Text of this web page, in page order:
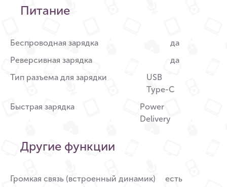
Питание
Беспроводная зарядка
да
Реверсивная зарядка
да
Тип разъема для зарядки
USB
Type-C
Быстрая зарядка
Power
Delivery
Другие функции
Громкая связь (встроенный динамик)
есть